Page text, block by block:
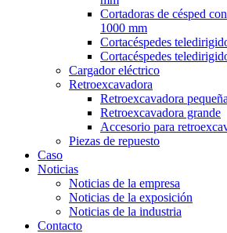
Cortadoras de césped
1000 mm
Cortacéspedes
Cortacéspedes
Cargador eléctrico
Retroexcavadora
Retroexcavadora pequeña
Retroexcavadora grande
Accesorio para
Piezas de repuesto
Caso
Noticias
Noticias de la empresa
Noticias de la exposición
Noticias de la industria
Contacto